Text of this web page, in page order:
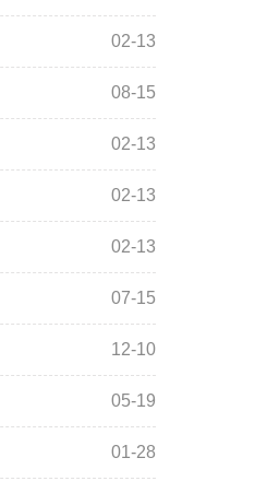
02-13
08-15
02-13
02-13
02-13
07-15
12-10
05-19
01-28